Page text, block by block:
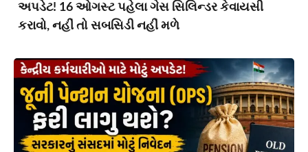
અપડેટ! 16 ઓગસ્ટ પહેલા ગેસ સિલિન્ડર કેવાયસી
કરાવો, નહીં તો સબસિડી નહીં મળે